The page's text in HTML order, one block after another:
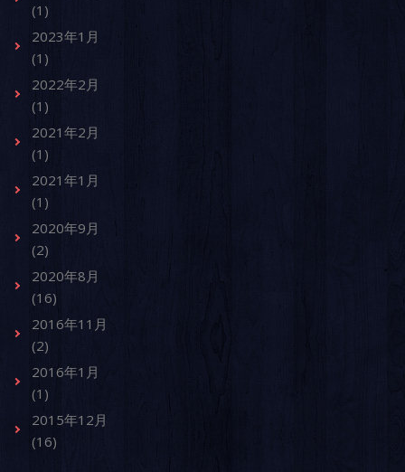
(1)
2023年1月
(1)
2022年2月
(1)
2021年2月
(1)
2021年1月
(1)
2020年9月
(2)
2020年8月
(16)
2016年11月
(2)
2016年1月
(1)
2015年12月
(16)